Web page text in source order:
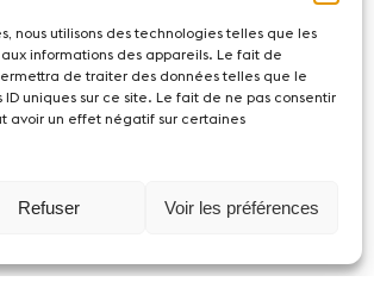
nous utilisons des technologies telles que les
informations des appareils. Le fait de
de traiter des données telles que le
uniques sur ce site. Le fait de ne pas consentir
avoir un effet négatif sur certaines
Refuser Voir les préférences